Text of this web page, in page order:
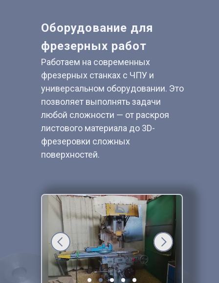
Оборудование для
фрезерных работ
Работаем на современных
фрезерных станках с ЧПУ и
универсальном оборудовании. Это
позволяет выполнять задачи
любой сложности — от раскроя
листового материала до 3D-
фрезеровки сложных
поверхностей.